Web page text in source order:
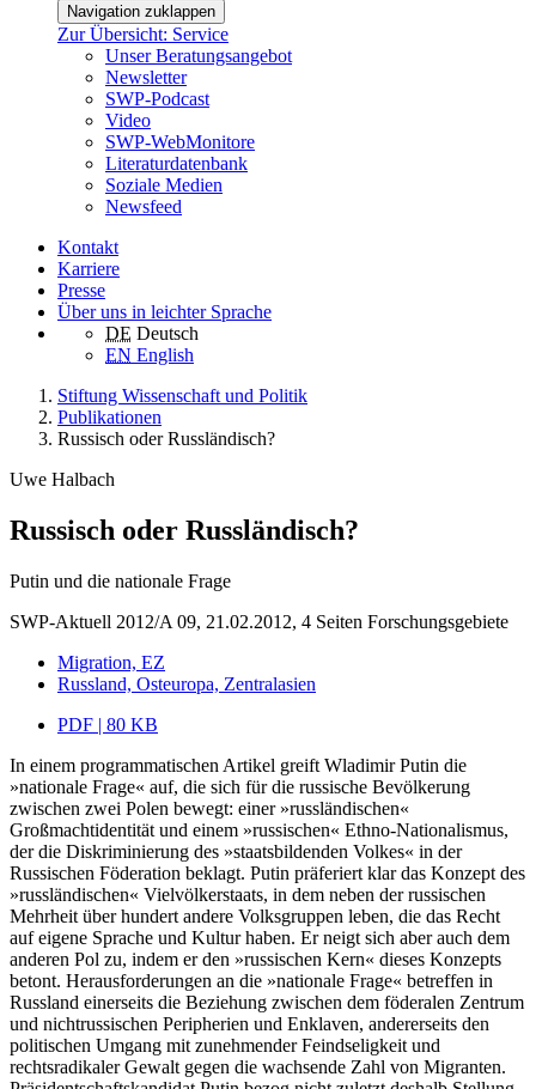
Navigation zuklappen
Zur Übersicht: Service
Unser Beratungsangebot
Newsletter
SWP-Podcast
Video
SWP-WebMonitore
Literaturdatenbank
Soziale Medien
Newsfeed
Kontakt
Karriere
Presse
Über uns in leichter Sprache
DE Deutsch
EN English
Stiftung Wissenschaft und Politik
Publikationen
Russisch oder Russländisch?
Uwe Halbach
Russisch oder Russländisch?
Putin und die nationale Frage
SWP-Aktuell 2012/A 09, 21.02.2012, 4 Seiten Forschungsgebiete
Migration, EZ
Russland, Osteuropa, Zentralasien
PDF | 80 KB
In einem programmatischen Artikel greift Wladimir Putin die
»nationale Frage« auf, die sich für die russische Bevölkerung
zwischen zwei Polen bewegt: einer »russländischen«
Großmachtidentität und einem »russischen« Ethno-Nationalismus,
der die Diskriminierung des »staatsbildenden Volkes« in der
Russischen Föderation beklagt. Putin präferiert klar das Konzept des
»russländischen« Vielvölkerstaats, in dem neben der russischen
Mehrheit über hundert andere Volksgruppen leben, die das Recht
auf eigene Sprache und Kultur haben. Er neigt sich aber auch dem
anderen Pol zu, indem er den »russischen Kern« dieses Konzepts
betont. Herausforderungen an die »nationale Frage« betreffen in
Russland einerseits die Beziehung zwischen dem föderalen Zentrum
und nichtrussischen Peripherien und Enklaven, andererseits den
politischen Umgang mit zunehmender Feindseligkeit und
rechtsradikaler Gewalt gegen die wachsende Zahl von Migranten.